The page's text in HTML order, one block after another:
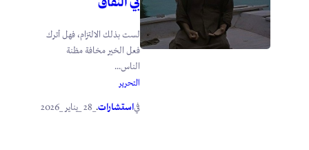
لست بذلك الالتزام، فهل أترك
فعل الخير مخافة مظنة
الناس...
التحرير
فياستشارات.